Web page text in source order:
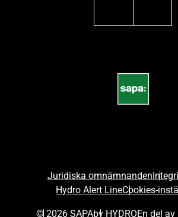
Juridiska omnämnanden
Hydro Alert LineCookies-
© 2026 SAPAby HYDROEn del